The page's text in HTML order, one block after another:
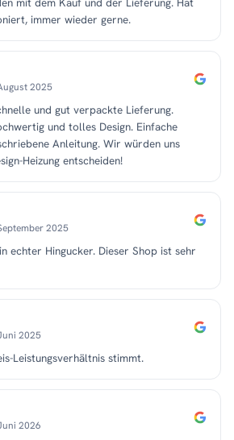
immer wieder gerne.
2025
und gut verpackte Lieferung.
und tolles Design. Einfache
Anleitung. Wir würden uns
Heizung entscheiden!
2025
echter Hingucker. Dieser Shop ist sehr
2025
Leistungsverhältnis stimmt.
2026